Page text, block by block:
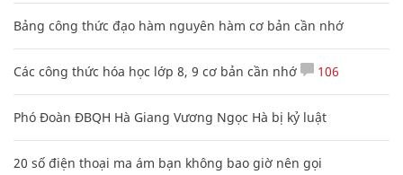
Bảng công thức đạo hàm nguyên hàm cơ bản cần nhớ
Các công thức hóa học lớp 8, 9 cơ bản cần nhớ 106
Phó Đoàn ĐBQH Hà Giang Vương Ngọc Hà bị kỷ luật
20 số điện thoại ma ám bạn không bao giờ nên gọi